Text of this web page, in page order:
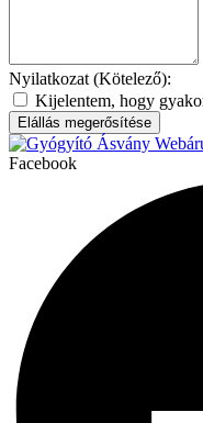
Nyilatkozat (Kötelező):
Kijelentem, hogy
Elállás megerősítése
Facebook